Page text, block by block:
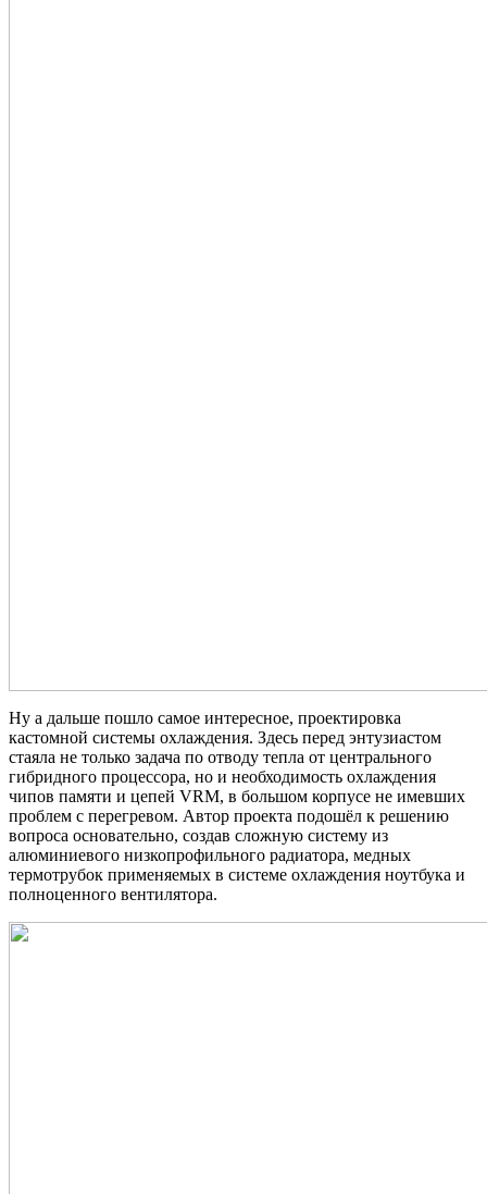
Ну а дальше пошло самое интересное, проектировка
кастомной системы охлаждения. Здесь перед энтузиастом
стаяла не только задача по отводу тепла от центрального
гибридного процессора, но и необходимость охлаждения
чипов памяти и цепей VRM, в большом корпусе не имевших
проблем с перегревом. Автор проекта подошёл к решению
вопроса основательно, создав сложную систему из
алюминиевого низкопрофильного радиатора, медных
термотрубок применяемых в системе охлаждения ноутбука и
полноценного вентилятора.